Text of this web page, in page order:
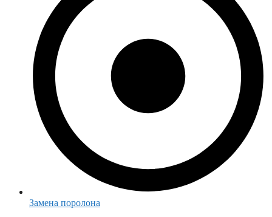
Замена поролона